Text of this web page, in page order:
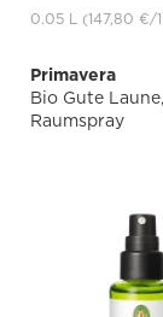
0.05 L (147,80 €/
Primavera
Bio Gute Laune,
Raumspray